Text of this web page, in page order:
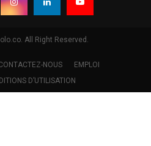
All Right Reserved.
NOUS
EMPLOI
D’UTILISATION